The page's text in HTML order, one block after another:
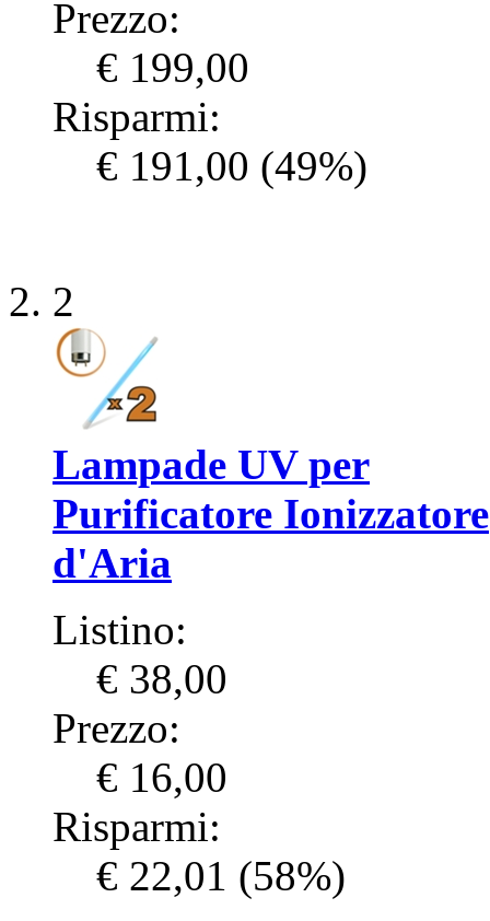
Prezzo:
€ 199,00
Risparmi:
€ 191,00 (49%)
2
Lampade UV per
Purificatore Ionizzatore
d'Aria
Listino:
€ 38,00
Prezzo:
€ 16,00
Risparmi:
€ 22,01 (58%)